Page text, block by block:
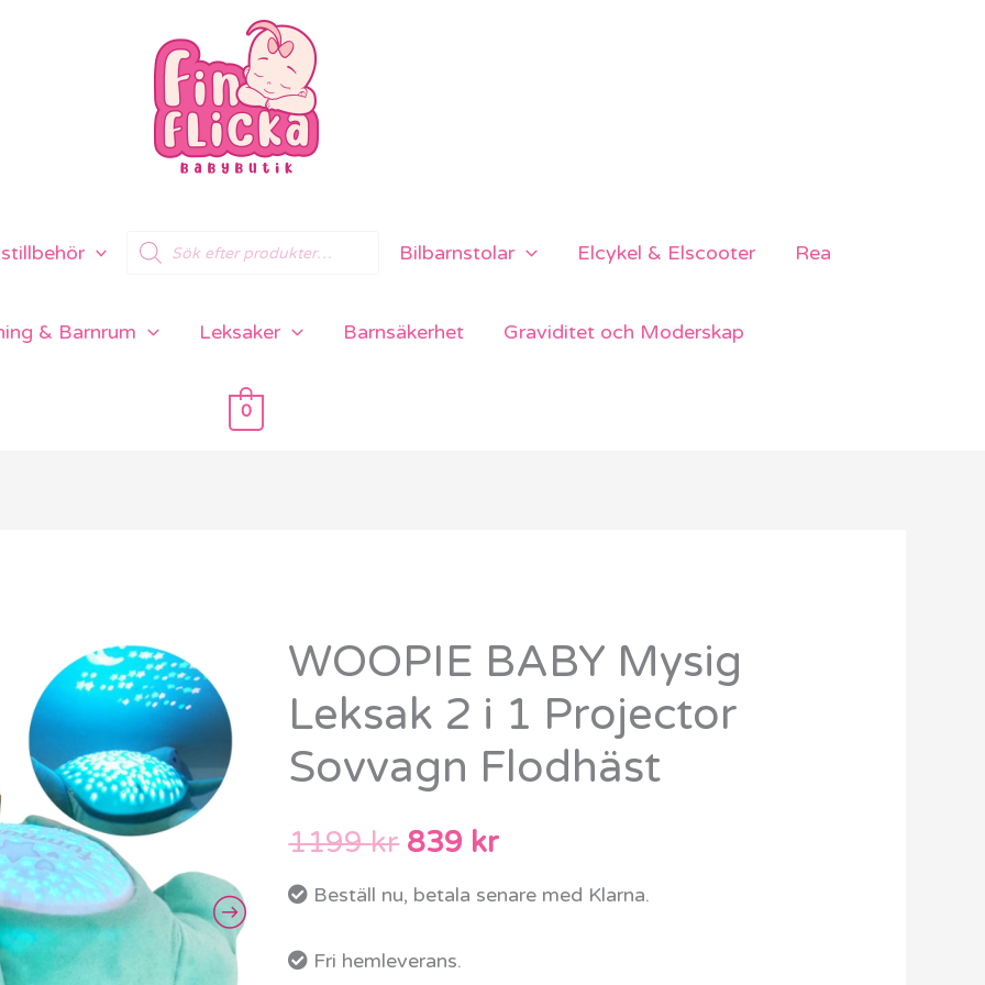
Products
search
Bilbarnstolar Elcykel & Elscooter Rea
& Barnrum Leksaker Barnsäkerhet Graviditet och Moderskap
0
WOOPIE BABY Mysig
Leksak 2 i 1 Projector
Sovvagn Flodhäst
1199kr
Det
ursprungliga
priset
var:
1199 kr.
839 kr
Det
nuvarande
priset
är:
839 kr.
Beställ nu, betala senare med Klarna.
Fri hemleverans.
WOOPIE
Mysig
Leksak
Projector